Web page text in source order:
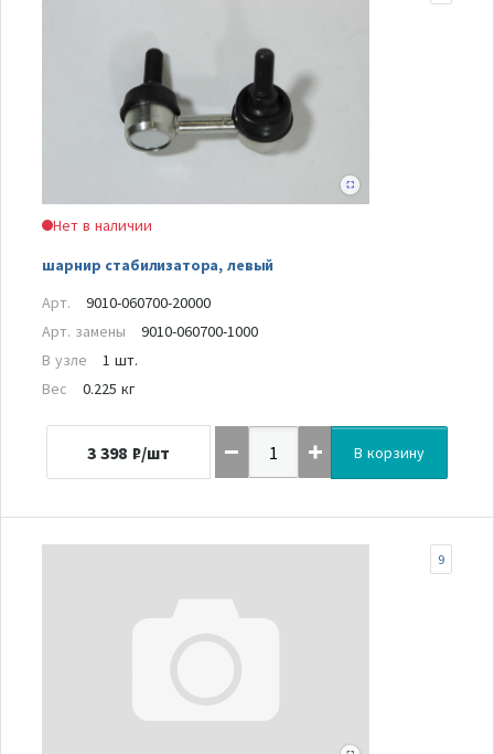
Нет в наличии
шарнир стабилизатора, левый
Арт.
9010-060700-20000
Арт. замены
9010-060700-1000
В узле
1 шт.
Вес
0.225 кг
3 398 ₽/шт В корзину
9